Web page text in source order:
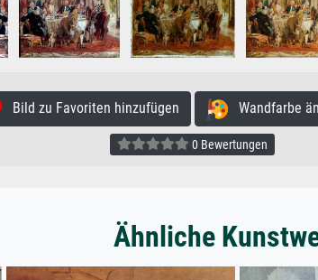
Bild zu Favoriten hinzufügen Wandfarbe
0 Bewertungen
Ähnliche